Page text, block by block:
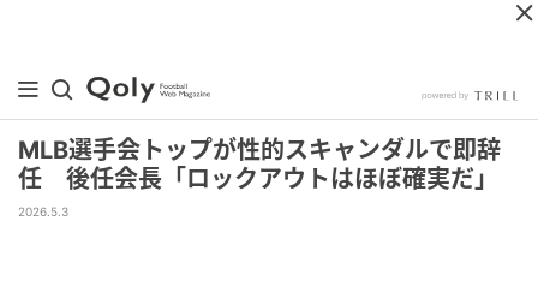
MLB選手会トップが性的スキャンダルで即辞
任 後任会長「ロックアウトはほぼ確実だ」
2026.5.3